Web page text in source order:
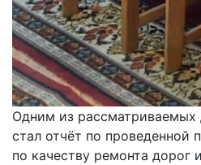
Одним из рассматриваемых
стал отчёт по проведенной
по качеству ремонта дорог